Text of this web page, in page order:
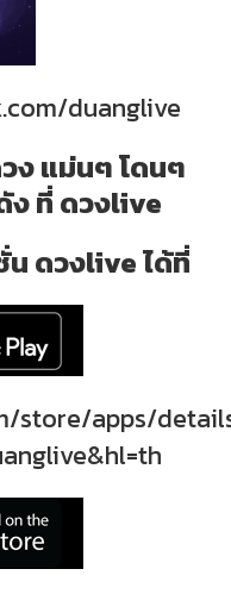
duanglive
ง แม่นๆ โดนๆ
ที่ ดวงlive
ดวงlive ได้ที่
store/apps/